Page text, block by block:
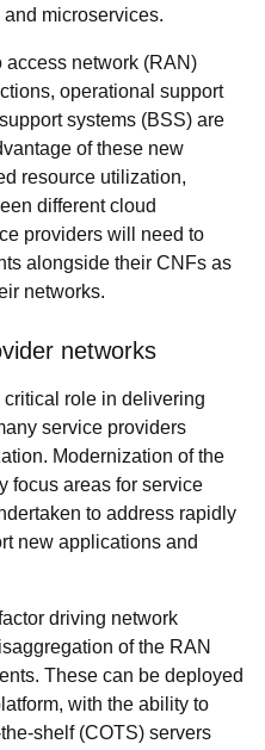
microservices.
network (RAN)
operational support
systems (BSS) are
of these new
resource utilization,
different cloud
providers will need to
alongside their CNFs as
networks.
networks
role in delivering
service providers
Modernization of the
focus areas for service
to address rapidly
new applications and
driving network
of the RAN
These can be deployed
with the ability to
shelf (COTS) servers